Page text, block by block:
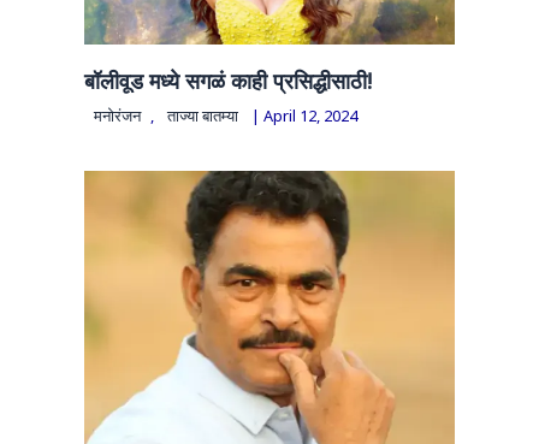
बॉलीवूड मध्ये सगळं काही प्रसिद्धीसाठी!
मनोरंजन ताज्या बातम्या | April 12, 2024